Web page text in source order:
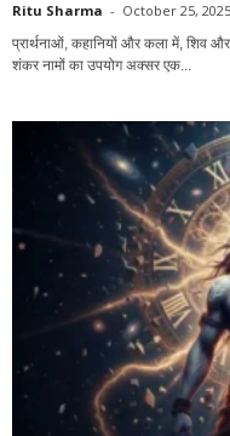
Ritu Sharma - October 25,
प्रार्थनाओं, कहानियों और कला में, शिव
शंकर नामों का उपयोग अक्सर एक...